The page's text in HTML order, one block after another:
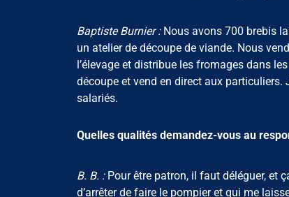
Baptiste Burnier :Nous avons 700 brebis
un atelier de découpe de viande. Nous
l’élevage et distribue les fromages dans
découpe et vend en direct aux
salariés.
Quelles qualités demandez-vous au
B. B. :Pour être patron, il faut déléguer, et
d’arrêter de faire le pompier et qui me